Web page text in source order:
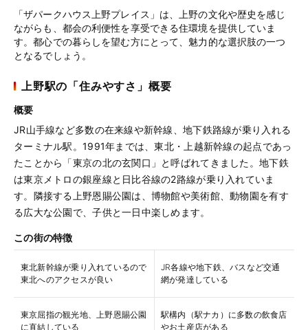
「ザパークハウス上野プレイス」は、上野の文化や歴史を感じ
ながらも、都会の利便性を享受できる住環境を提供していま
す。都心での暮らしを望む方にとって、魅力的な選択肢の一つ
となるでしょう。
上野駅の「住みやすさ」概要
概要
JR山手線など多数の在来線や新幹線、地下鉄路線が乗り入れる
ターミナル駅。1991年までは、東北・上越新幹線の起点であっ
たことから「東京の北の玄関口」と呼ばれてきました。地下鉄
は東京メトロの銀座線と日比谷線の2路線が乗り入れていま
す。隣接する上野恩賜公園は、博物館や美術館、動物園を有す
る広大な公園で、子供と一日中楽しめます。
この街の特徴
東北新幹線が乗り入れているので
東北へのアクセスが良い
JR各線や地下鉄、バスなど交通
網が発達している
東京屈指の観光地、上野恩賜公園
に直結している
駅構内（駅ナカ）に多数の飲食店
やお土産店がある